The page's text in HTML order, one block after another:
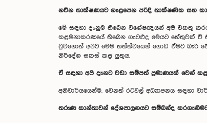
නවීන තාක්ෂණයට ගැළපෙන පරිදි තාක්ෂණික සහ
මේ සඳහා දැනුම තිබෙන විශේෂඥයන් අපි එකතු
කළමනාකරණයේ තිබෙන ගැටළුද මෙයට හේතුවක් වී
වුවහොත් අපිට මෙම තත්ත්වයෙන් ගොඩ ඒමට බැරි
නිර්දේශ සකස් කළ යුතුය.
ඒ සඳහා අපි දැනට වඩා සම්පත් ප්‍රමාණයක් වෙන්
අනිවාර්යයෙන්ම. වෙනත් රටවල් අධ්‍යාපනය සඳහා
තරුණ කාන්තාවන් දේශපාලනයට සම්බන්ද